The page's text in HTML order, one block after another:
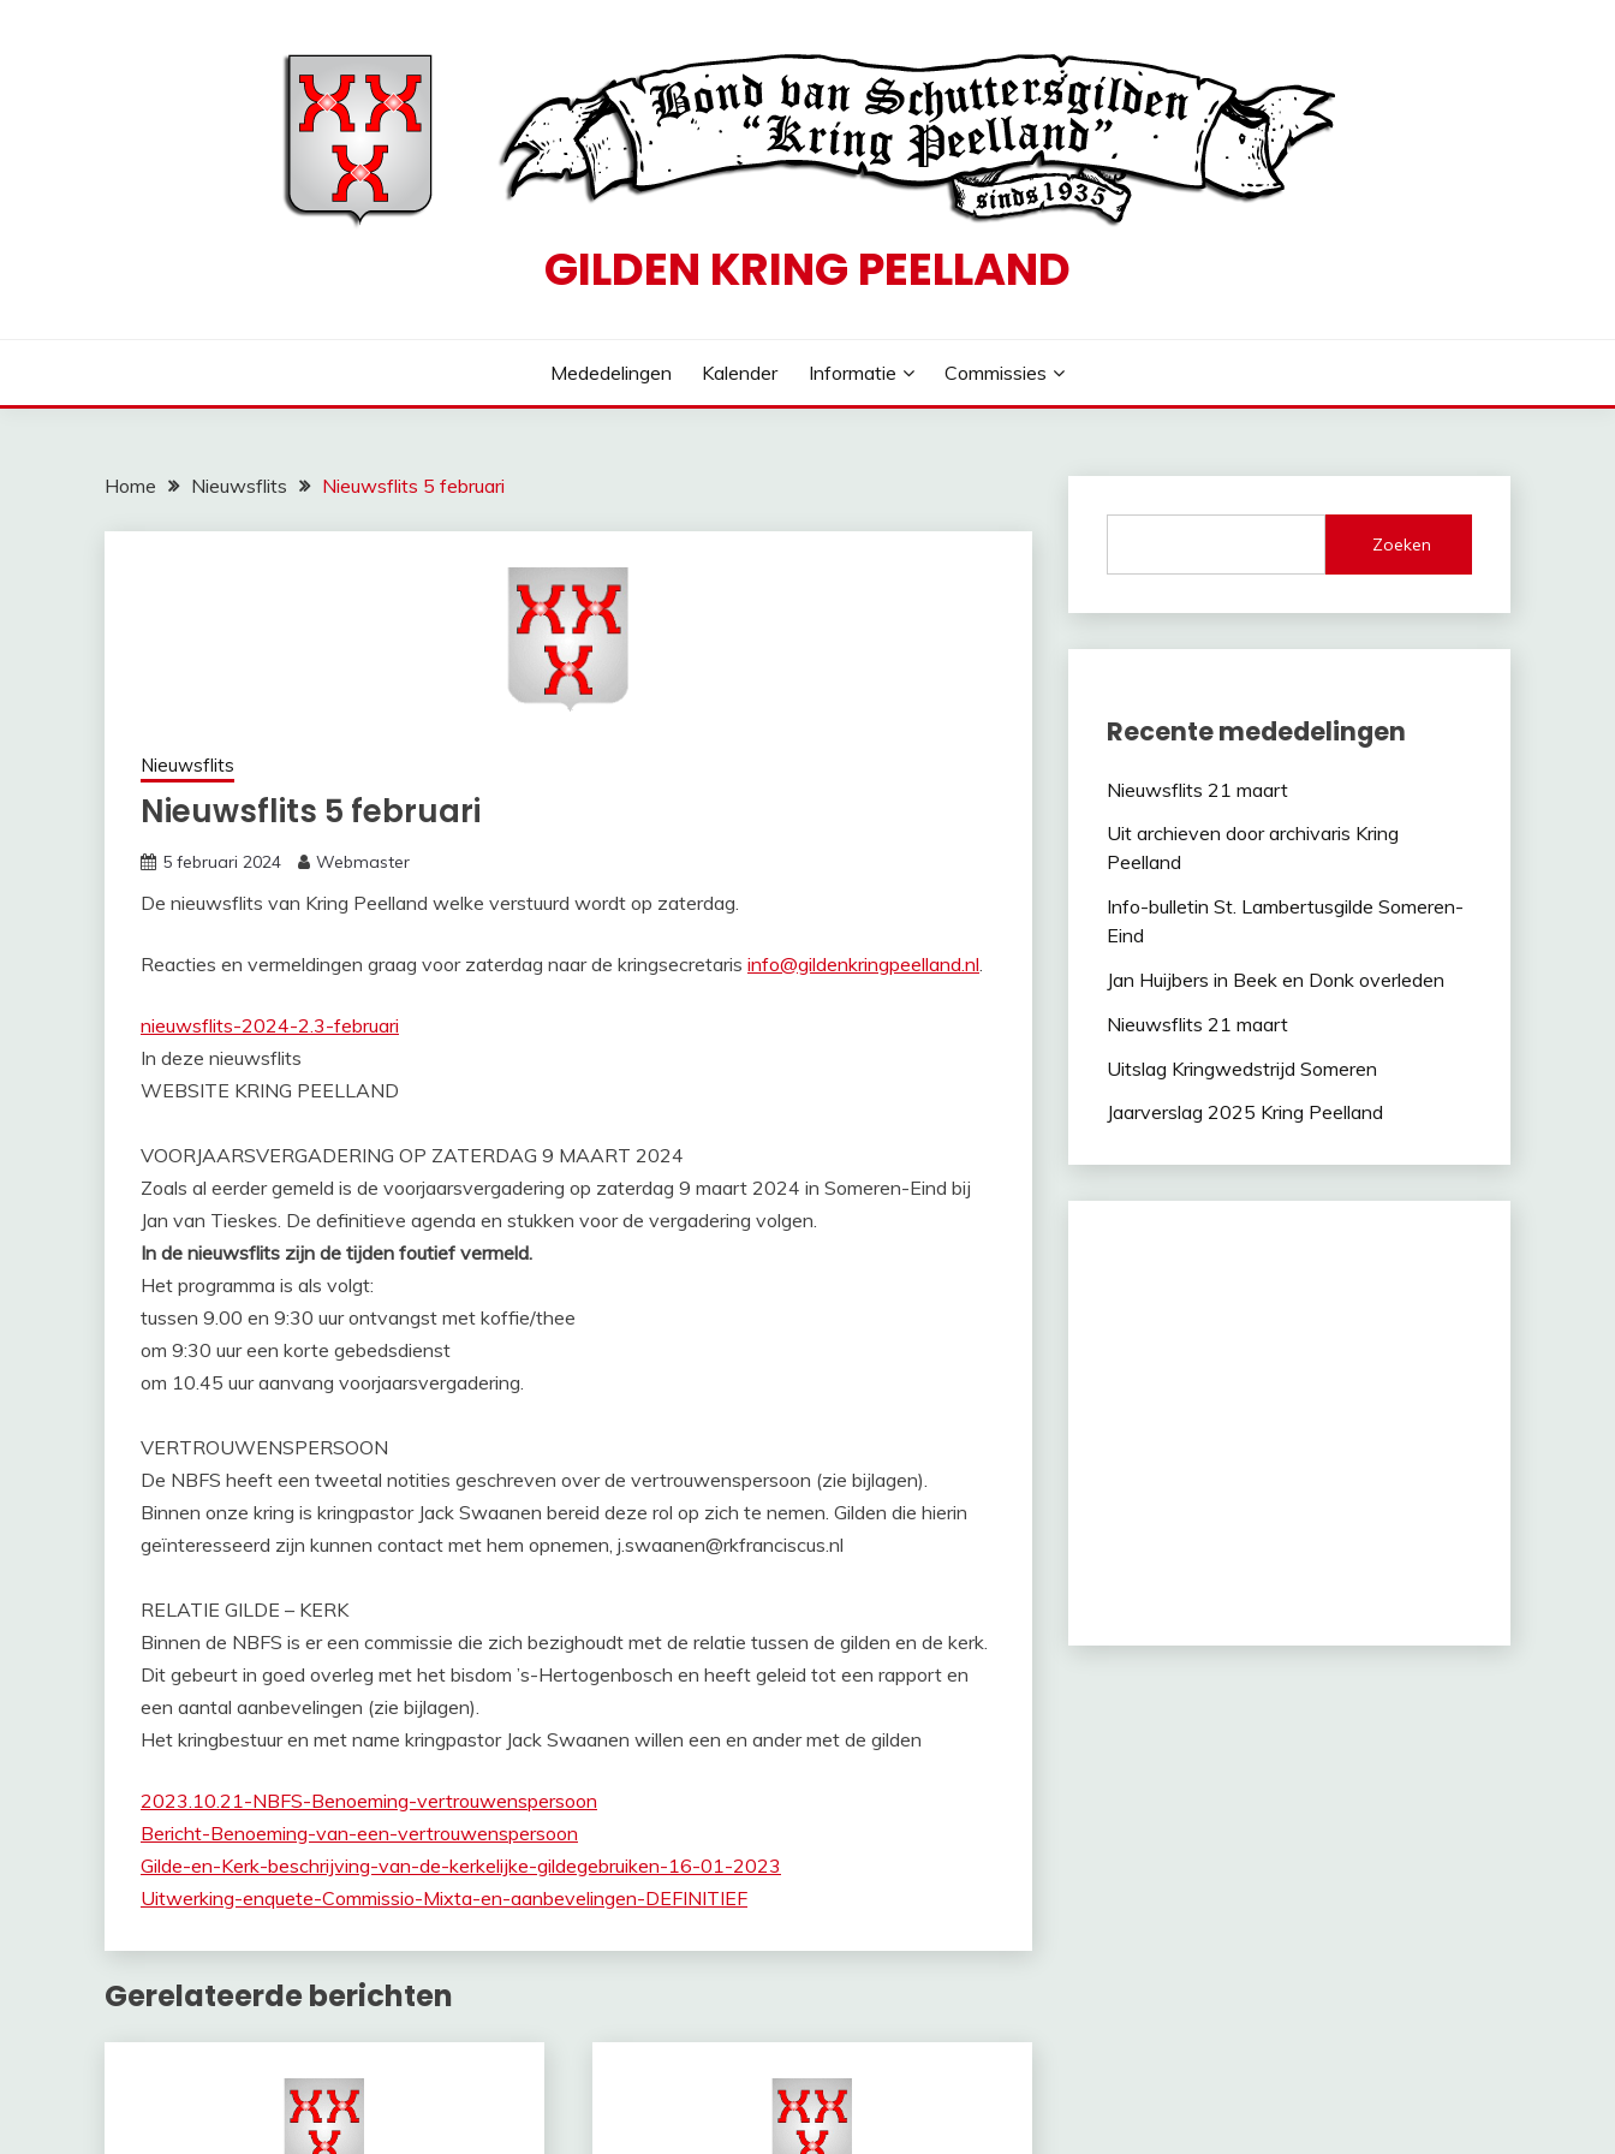
GILDEN KRING PEELLAND
Mededelingen Kalender Informatie Commissies
Home Nieuwsflits Nieuwsflits 5 februari
Nieuwsflits
Nieuwsflits 5 februari
5 februari 2024 Webmaster
De nieuwsflits van Kring Peelland welke verstuurd wordt op zaterdag.
Reacties en vermeldingen graag voor zaterdag naar de kringsecretaris info@gildenkringpeelland.nl.
nieuwsflits-2024-2.3-februari
In deze nieuwsflits
WEBSITE KRING PEELLAND
VOORJAARSVERGADERING OP ZATERDAG 9 MAART 2024
Zoals al eerder gemeld is de voorjaarsvergadering op zaterdag 9 maart 2024 in Someren-Eind bij
Jan van Tieskes. De definitieve agenda en stukken voor de vergadering volgen.
In de nieuwsflits zijn de tijden foutief vermeld.
Het programma is als volgt:
tussen 9.00 en 9:30 uur ontvangst met koffie/thee
om 9:30 uur een korte gebedsdienst
om 10.45 uur aanvang voorjaarsvergadering.
VERTROUWENSPERSOON
De NBFS heeft een tweetal notities geschreven over de vertrouwenspersoon (zie bijlagen).
Binnen onze kring is kringpastor Jack Swaanen bereid deze rol op zich te nemen. Gilden die hierin
geïnteresseerd zijn kunnen contact met hem opnemen, j.swaanen@rkfranciscus.nl
RELATIE GILDE – KERK
Binnen de NBFS is er een commissie die zich bezighoudt met de relatie tussen de gilden en de kerk.
Dit gebeurt in goed overleg met het bisdom ’s-Hertogenbosch en heeft geleid tot een rapport en
een aantal aanbevelingen (zie bijlagen).
Het kringbestuur en met name kringpastor Jack Swaanen willen een en ander met de gilden
2023.10.21-NBFS-Benoeming-vertrouwenspersoon
Bericht-Benoeming-van-een-vertrouwenspersoon
Gilde-en-Kerk-beschrijving-van-de-kerkelijke-gildegebruiken-16-01-2023
Uitwerking-enquete-Commissio-Mixta-en-aanbevelingen-DEFINITIEF
Gerelateerde berichten
Zoeken
Recente mededelingen
Nieuwsflits 21 maart
Uit archieven door archivaris Kring
Peelland
Info-bulletin St. Lambertusgilde Someren-
Eind
Jan Huijbers in Beek en Donk overleden
Nieuwsflits 21 maart
Uitslag Kringwedstrijd Someren
Jaarverslag 2025 Kring Peelland